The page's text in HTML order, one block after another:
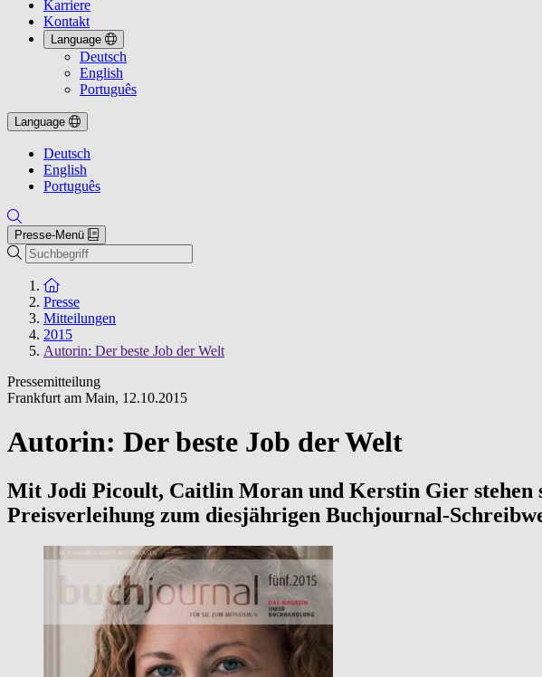
Karriere
Kontakt
Language
Deutsch
English
Português
Language
Deutsch
English
Português
Presse-Menü
Suche
Zur Startseite
Presse
Mitteilungen
2015
Autorin: Der beste Job der Welt
Pressemitteilung
Frankfurt am Main, 12.10.2015
Autorin: Der beste Job der Welt
Mit Jodi Picoult, Caitlin Moran und Kerstin Gier
Preisverleihung zum diesjährigen Buchjournal-